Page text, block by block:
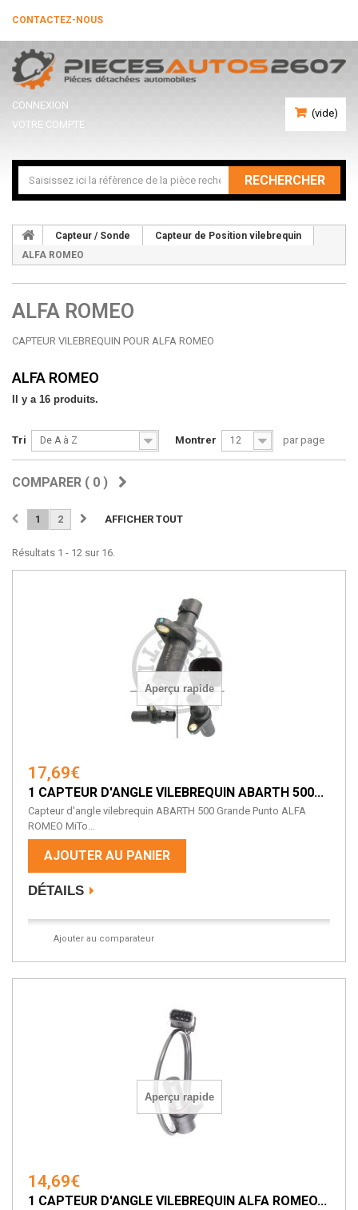
CONTACTEZ-NOUS
(vide)
CONNEXION
VOTRE COMPTE
RECHERCHER
Capteur / Sonde
Capteur de Position vilebrequin
ALFA ROMEO
ALFA ROMEO
CAPTEUR VILEBREQUIN POUR ALFA ROMEO
ALFA ROMEO
Il y a 16 produits.
Tri De A à Z Montrer 12 par page
COMPARER ( 0 )
AFFICHER TOUT
1 2
Résultats 1 - 12 sur 16.
Aperçu rapide
17,69€
1 CAPTEUR D'ANGLE VILEBREQUIN ABARTH 500...
Capteur d'angle vilebrequin ABARTH 500 Grande Punto ALFA
ROMEO MiTo...
AJOUTER AU PANIER
DÉTAILS
Ajouter au comparateur
Aperçu rapide
14,69€
1 CAPTEUR D'ANGLE VILEBREQUIN ALFA ROMEO...